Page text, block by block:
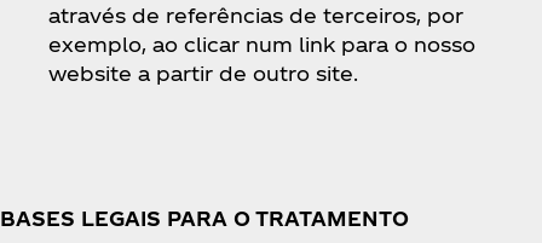
através de referências de terceiros, por
exemplo, ao clicar num link para o nosso
website a partir de outro site.
BASES LEGAIS PARA O TRATAMENTO